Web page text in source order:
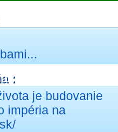
:
je budovanie
impéria na